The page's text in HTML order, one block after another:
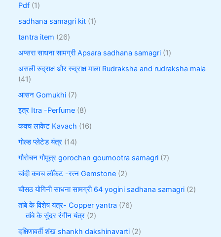
Pdf 1
sadhana samagri kit 1
tantra item 26
अप्सरा साधना सामग्री Apsara sadhana samagri 1
असली रुद्राक्ष और रुद्राक्ष माला Rudraksha and rudraksha mala
41
आसन Gomukhi 7
इत्र Itra -Perfume 8
कवच लाकेट Kavach 16
गोल्ड प्लेटेड यंत्र 14
गौरोचन गौमूत्र gorochan goumootra samagri 7
चांदी कवच लॉकेट -रत्न Gemstone 2
चौसठ योगिनी साधना सामग्री 64 yogini sadhana samagri 2
तांबे के विशेष यंत्र- Copper yantra 76
तांबे के सुंदर रंगीन यंत्र 2
दक्षिणावर्ती शंख shankh dakshinavarti 2